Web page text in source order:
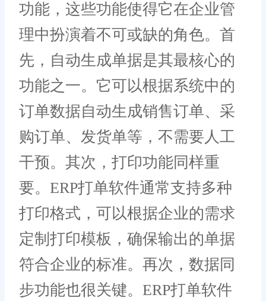
功能，这些功能使得它在企业管
理中扮演着不可或缺的角色。首
先，自动生成单据是其最核心的
功能之一。它可以根据系统中的
订单数据自动生成销售订单、采
购订单、发货单等，不需要人工
干预。其次，打印功能同样重
要。ERP打单软件通常支持多种
打印格式，可以根据企业的需求
定制打印模板，确保输出的单据
符合企业的标准。再次，数据同
步功能也很关键。ERP打单软件